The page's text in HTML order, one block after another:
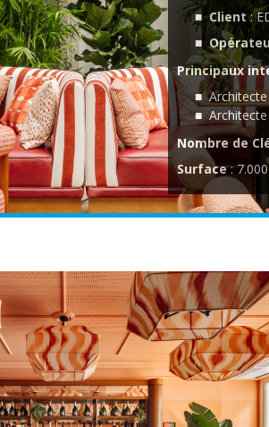
Client:
Principaux
Architecte
Architecte
Nombre de
Surface: